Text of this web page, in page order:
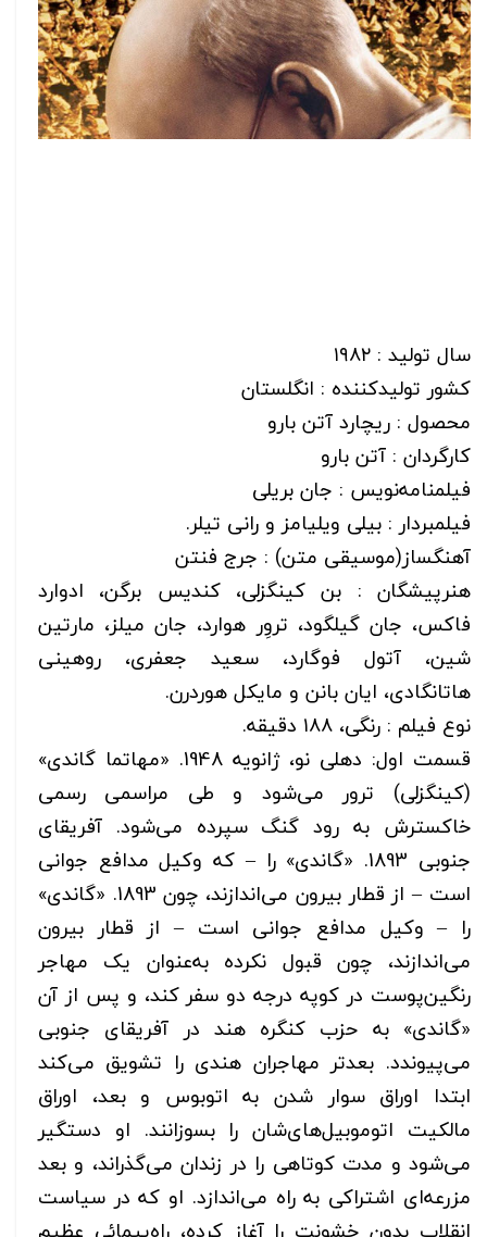
سال تولید : ۱۹۸۲
کشور تولیدکننده : انگلستان
محصول : ریچارد آتن بارو
کارگردان : آتن بارو
فیلمنامه‌نویس : جان بریلی
فیلمبردار : بیلی ویلیامز و رانی تیلر.
آهنگساز(موسیقی متن) : جرج فنتن
هنرپیشگان : بن کینگزلی، کندیس برگن، ادوارد
فاکس، جان گیلگود، تروِر هوارد، جان میلز، مارتین
شین، آتول فوگارد، سعید جعفری، روهینی
هاتانگادی، ایان بانن و مایکل هوردرن.
نوع فیلم : رنگی، ۱۸۸ دقیقه.
قسمت اول: دهلی نو، ژانویه 1948. «مهاتما گاندی»
(کینگزلی) ترور می‌شود و طی مراسمی رسمی
خاکسترش به رود گنگ سپرده می‌شود. آفریقای
جنوبی 1893. «گاندی» را – که وکیل مدافع جوانی
است – از قطار بیرون می‌اندازند، چون 1893. «گاندی»
را – وکیل مدافع جوانی است – از قطار بیرون
می‌اندازند، چون قبول نکرده به‌عنوان یک مهاجر
رنگین‌پوست در کوپه درجه دو سفر کند، و پس از آن
«گاندی» به حزب کنگره هند در آفریقای جنوبی
می‌پیوندد. بعدتر مهاجران هندی را تشویق می‌کند
ابتدا اوراق سوار شدن به اتوبوس و بعد، اوراق
مالکیت اتوموبیل‌های‌شان را بسوزانند. او دستگیر
می‌شود و مدت کوتاهی را در زندان می‌گذراند، و بعد
مزرعه‌ای اشتراکی به راه می‌اندازد. او که در سیاست